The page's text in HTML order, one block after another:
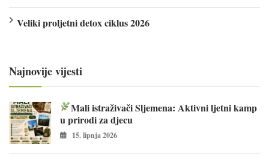
Veliki proljetni detox ciklus 2026
Najnovije vijesti
Mali istraživači Sljemena: Aktivni ljetni kamp
u prirodi za djecu
15. lipnja 2026